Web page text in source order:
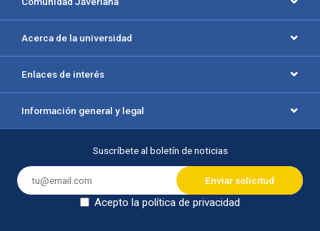
Acerca de la universidad
Enlaces de interés
Información general y legal
Suscríbete al boletín de noticias
Acepto la política de privacidad